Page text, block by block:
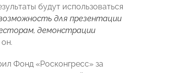
будут использоваться
для презентации
демонстрации
Фонд «Росконгресс» за